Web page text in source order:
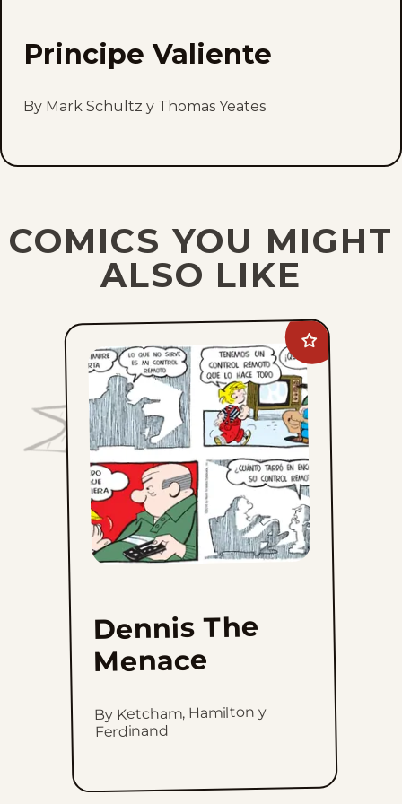
Principe Valiente
By Mark Schultz y Thomas Yeates
COMICS YOU MIGHT
ALSO LIKE
Add
Dennis
The
Menace
favorites
Dennis The
Menace
By Ketcham, Hamilton y
Ferdinand